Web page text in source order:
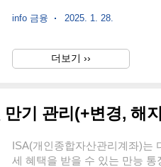
ISA(Individual Savings
운용할 수 있다는 점에서 '만능
제 혜택과 투자 유연성에 있습
info 금융 2025. 1. 28.
더보기 ››
기 관리(+변경, 해
ISA(개인종합자산관리계좌)는
세 혜택을 받을 수 있는 만능